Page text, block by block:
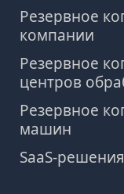
Резервное
компании
Резервное
центров
Резервное
машин
SaaS-